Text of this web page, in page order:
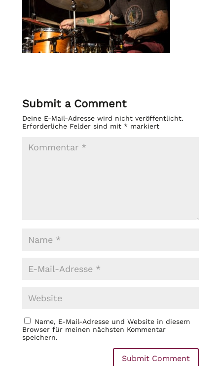
Submit a Comment
Deine E-Mail-Adresse wird nicht veröffentlicht.
Erforderliche Felder sind mit *markiert
Name, E-Mail-Adresse und Website in diesem
Browser für meinen nächsten Kommentar
speichern.